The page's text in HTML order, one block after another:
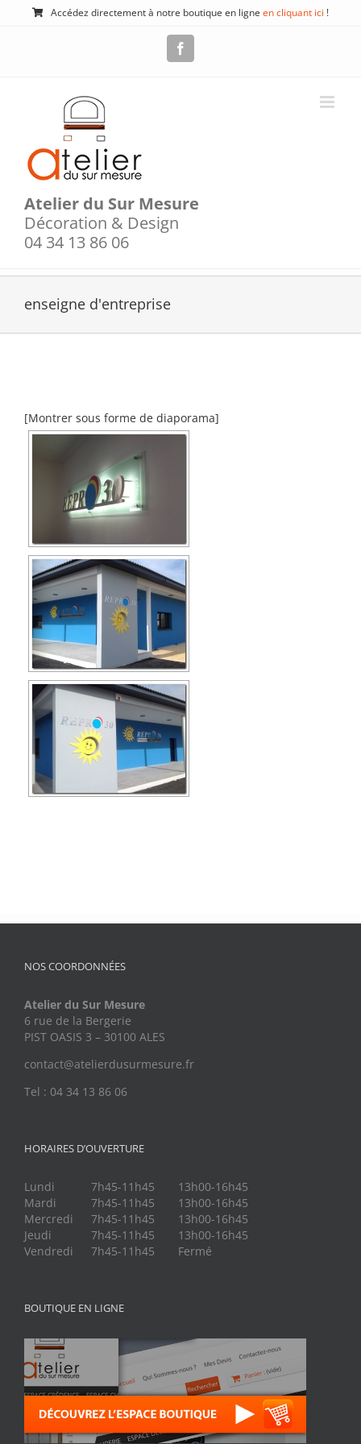
Passer
Accédez directement à notre boutique en ligne en cliquant ici !
Atelier du Sur Mesure
Décoration & Design
04 34 13 86 06
enseigne d'entreprise
[Montrer sous forme de diaporama]
NOS COORDONNÉES
Atelier du Sur Mesure
6 rue de la Bergerie
PIST OASIS 3 – 30100 ALES
contact@atelierdusurmesure.fr
Tel : 04 34 13 86 06
HORAIRES D’OUVERTURE
Lundi 7h45-11h45
13h00-16h45
Mardi
7h45-11h45
13h00-16h45
Mercredi
7h45-11h45
13h00-16h45
Jeudi
7h45-11h45
13h00-16h45
Vendredi
7h45-11h45 Fermé
BOUTIQUE EN LIGNE